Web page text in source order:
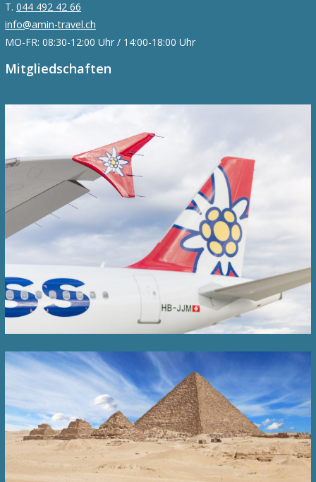
T. 044 492 42 66
info@amin-travel.ch
MO-FR: 08:30-12:00 Uhr / 14:00-18:00 Uhr
Mitgliedschaften